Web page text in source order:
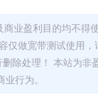
业盈利目的均不得
做宽带测试使用
除处理！ 本站为非
行为。